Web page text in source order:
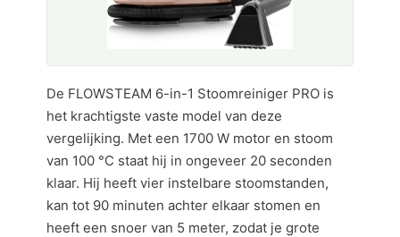
De FLOWSTEAM 6-in-1 Stoomreiniger PRO is
het krachtigste vaste model van deze
vergelijking. Met een 1700 W motor en stoom
van 100 °C staat hij in ongeveer 20 seconden
klaar. Hij heeft vier instelbare stoomstanden,
kan tot 90 minuten achter elkaar stomen en
heeft een snoer van 5 meter, zodat je grote